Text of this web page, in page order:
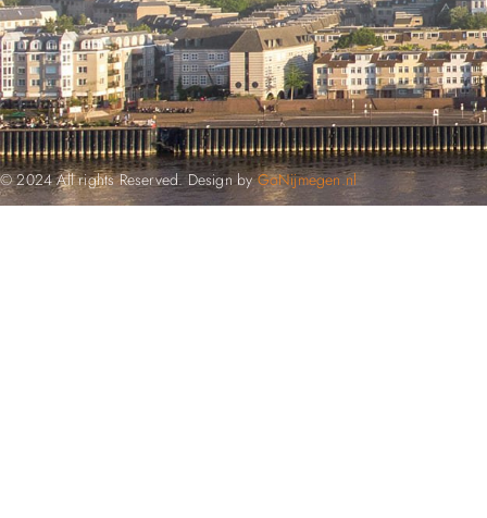
© 2024 All rights Reserved. Design byGoNijmegen.nl